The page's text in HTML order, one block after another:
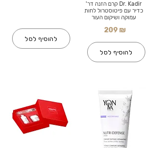
להוסיף לסל
Dr. Kadir קרם הזנה דר'
כדיר עם פיטוסטרול לחות
עמוקה ושיקום העור
209 ₪
להוסיף לסל